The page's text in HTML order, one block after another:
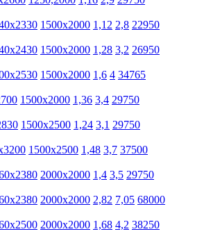
1500х2000 1,12 2,8 22950
1500х2000 1,28 3,2 26950
1500х2000 1,6 4 34765
1500х2000 1,36 3,4 29750
1500х2500 1,24 3,1 29750
1500х2500 1,48 3,7 37500
2000х2000 1,4 3,5 29750
2000х2000 2,82 7,05 68000
2000х2000 1,68 4,2 38250